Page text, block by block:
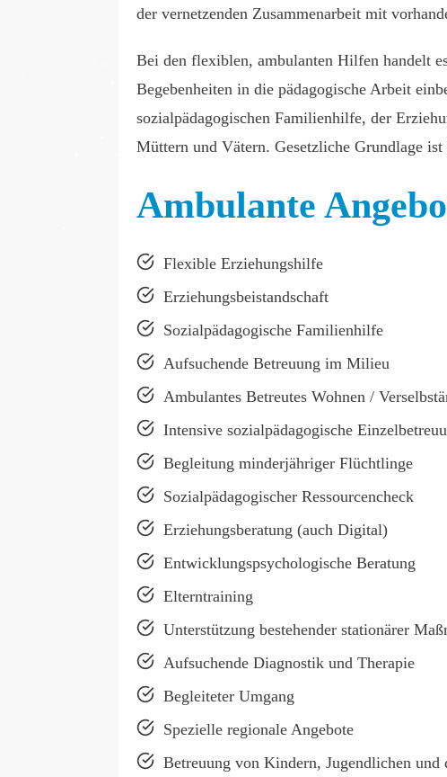
der vernetzenden Zusammenarbeit mit
Bei den flexiblen, ambulanten Hilfen handelt
Begebenheiten in die pädagogische Arbeit
sozialpädagogischen Familienhilfe, der
Müttern und Vätern. Gesetzliche Grundlage
Ambulante
Flexible Erziehungshilfe
Erziehungsbeistandschaft
Sozialpädagogische Familienhilfe
Aufsuchende Betreuung im Milieu
Ambulantes Betreutes Wohnen /
Intensive sozialpädagogische
Begleitung minderjähriger Flüchtlinge
Sozialpädagogischer Ressourcencheck
Erziehungsberatung (auch Digital)
Entwicklungspsychologische Beratung
Elterntraining
Unterstützung bestehender stationärer
Aufsuchende Diagnostik und Therapie
Begleiteter Umgang
Spezielle regionale Angebote
Betreuung von Kindern, Jugendlichen